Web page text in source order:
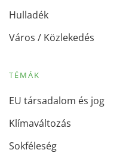
Hulladék
Város / Közlekedés
TÉMÁK
EU társadalom és jog
Klímaváltozás
Sokféleség